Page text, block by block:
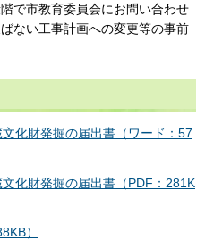
で市教育委員会にお問い合わせ
ない工事計画への変更等の事前
化財発掘の届出書（ワード：57
化財発掘の届出書（PDF：281K
）